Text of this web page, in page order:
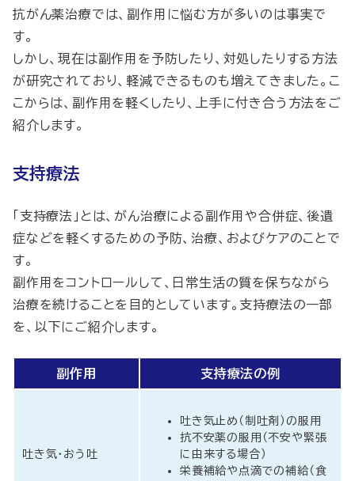
抗がん薬治療では、副作用に悩む方が多いのは事実で
す。
しかし、現在は副作用を予防したり、対処したりする方法
が研究されており、軽減できるものも増えてきました。こ
こからは、副作用を軽くしたり、上手に付き合う方法をご
紹介します。
支持療法
「支持療法」とは、がん治療による副作用や合併症、後遺
症などを軽くするための予防、治療、およびケアのことで
す。
副作用をコントロールして、日常生活の質を保ちながら
治療を続けることを目的としています。支持療法の一部
を、以下にご紹介します。
副作用 支持療法の例
吐き気・おう吐
吐き気止め（制吐剤）の服用
抗不安薬の服用（不安や緊張
に由来する場合）
栄養補給や点滴での補給（食